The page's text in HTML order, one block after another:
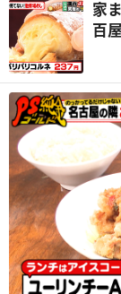
家
百
焼
ザ
ド